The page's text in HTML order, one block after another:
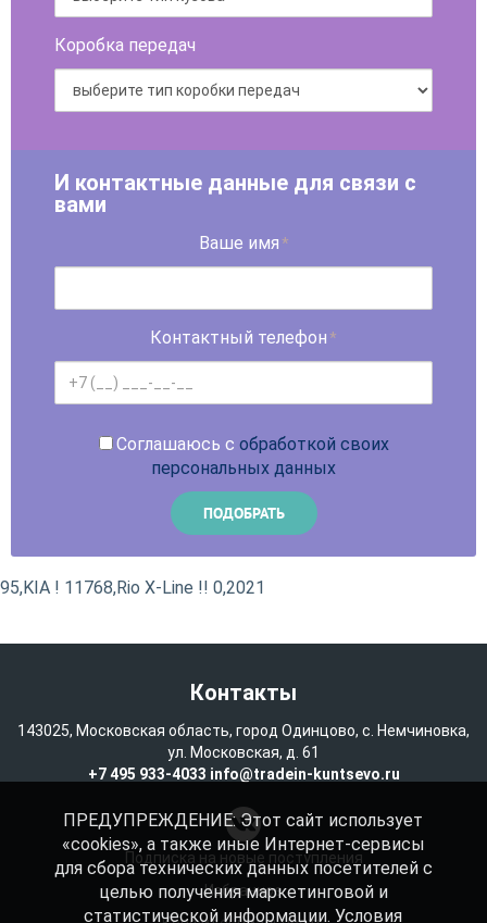
Коробка передач
И контактные данные для связи с
вами
Ваше имя *
Контактный телефон *
Соглашаюсь с обработкой своих
персональных данных
95,KIA ! 11768,Rio X-Line !! 0,2021
Контакты
143025, Московская область, город Одинцово, с. Немчиновка,
ул. Московская, д. 61
+7 495 933-4033 info@tradein-kuntsevo.ru
Подписка на новые поступления
Избранное
ПРЕДУПРЕЖДЕНИЕ: Этот сайт использует
«cookies», а также иные Интернет-сервисы
для сбора технических данных посетителей с
целью получения маркетинговой и
статистической информации. Условия